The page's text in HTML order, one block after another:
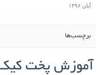
آبان ۱۳۹۶
برچسب‌ها
آموزش پخت